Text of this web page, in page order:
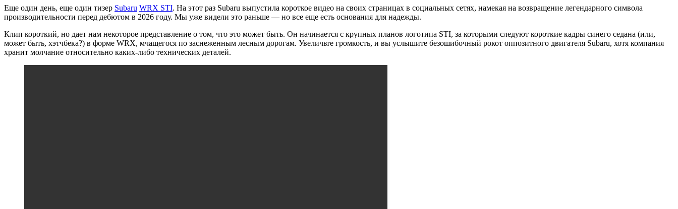
Еще один день, еще один тизер Subaru WRX STI. На этот раз Subaru выпустила короткое видео на своих страницах в социальных сетях, намекая на возвращение легендарного символа
производительности перед дебютом в 2026 году. Мы уже видели это раньше — но все еще есть основания для надежды.
Клип короткий, но дает нам некоторое представление о том, что это может быть. Он начинается с крупных планов логотипа STI, за которыми следуют короткие кадры синего седана (или,
может быть, хэтчбека?) в форме WRX, мчащегося по заснеженным лесным дорогам. Увеличьте громкость, и вы услышите безошибочный рокот оппозитного двигателя Subaru, хотя компания
хранит молчание относительно каких-либо технических деталей.